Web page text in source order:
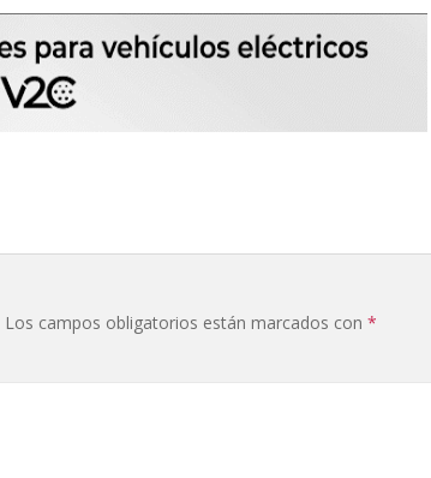
Los campos obligatorios están marcados con *